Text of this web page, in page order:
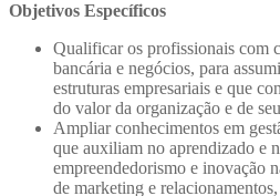
Objetivos Específicos
Qualificar os profissionais com
bancária e negócios, para
estruturas empresariais e que
do valor da organização e de
Ampliar conhecimentos em
que auxiliam no aprendizado e
empreendedorismo e inovação
de marketing e